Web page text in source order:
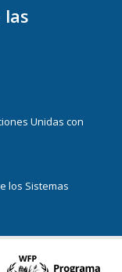
Unidas con
los Sistemas